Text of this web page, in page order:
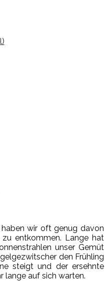
wir oft genug davon
entkommen. Lange hat
unser Gemüt
den Frühling
steigt und der ersehnte
lange auf sich warten.